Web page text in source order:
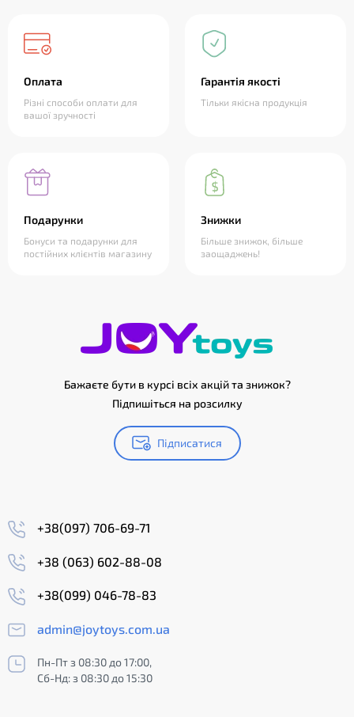
Оплата
Різні способи оплати для
вашої зручності
Гарантія якості
Тільки якісна продукція
Подарунки
Бонуси та подарунки для
постійних клієнтів магазину
Знижки
Більше знижок, більше
заощаджень!
Бажаєте бути в курсі всіх акцій та знижок?
Підпишіться на розсилку
Підписатися
+38(097) 706-69-71
+38 (063) 602-88-08
+38(099) 046-78-83
admin@joytoys.com.ua
Пн-Пт з 08:30 до 17:00,
Сб-Нд: з 08:30 до 15:30